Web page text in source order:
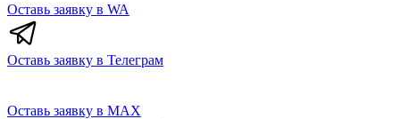
Оставь заявку в WA
Оставь заявку в Телеграм
Оставь заявку в MAX